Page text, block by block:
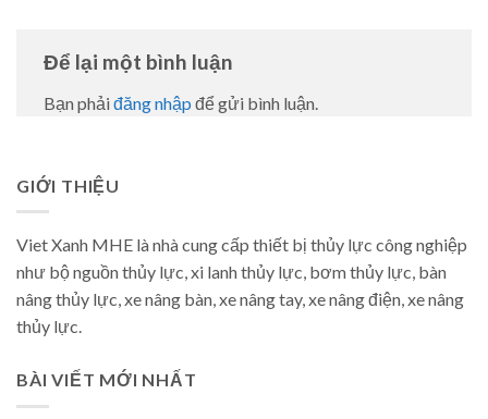
Để lại một bình luận
Bạn phải đăng nhập để gửi bình luận.
GIỚI THIỆU
Viet Xanh MHE là nhà cung cấp thiết bị thủy lực công nghiệp
như bộ nguồn thủy lực, xi lanh thủy lực, bơm thủy lực, bàn
nâng thủy lực, xe nâng bàn, xe nâng tay, xe nâng điện, xe nâng
thủy lực.
BÀI VIẾT MỚI NHẤT